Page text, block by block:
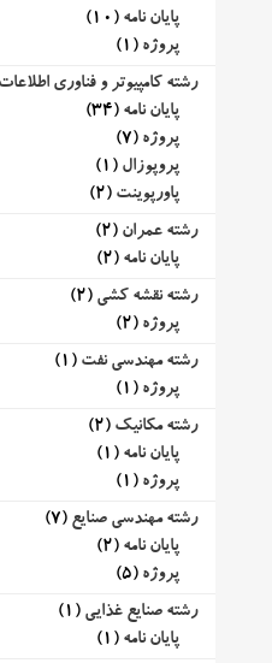
پایان نامه (10)
پروژه (1)
رشته کامپیوتر و فناوری
پایان نامه (34)
پروژه (7)
پروپوزال (1)
پاورپوینت (2)
رشته عمران (2)
پایان نامه (2)
رشته نقشه کشی (2)
پروژه (2)
رشته مهندسی نفت (1)
پروژه (1)
رشته مکانیک (2)
پایان نامه (1)
پروژه (1)
رشته مهندسی صنایع (7)
پایان نامه (2)
پروژه (5)
رشته صنایع غذایی (1)
پایان نامه (1)